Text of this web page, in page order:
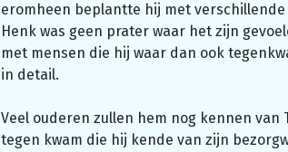
eromheen beplantte hij met verschillende
Henk was geen prater waar het zijn
met mensen die hij waar dan ook
in detail.
Veel ouderen zullen hem nog kennen
tegen kwam die hij kende van zijn